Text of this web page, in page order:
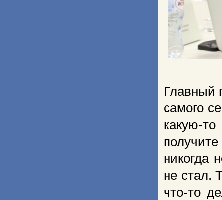
Главный
самого
какую-
никогда
не стал.
что-то